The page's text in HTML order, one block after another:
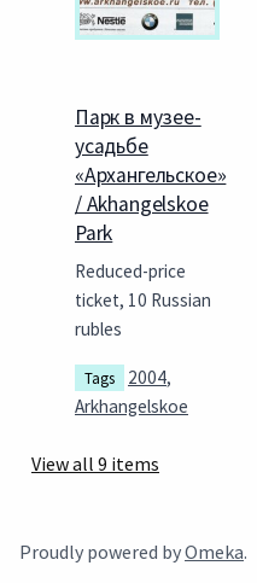
Парк в музее-
усадьбе
«Архангельское»
/ Akhangelskoe
Park
Reduced-price
ticket, 10 Russian
rubles
Tags 2004,
Arkhangelskoe
View all 9 items
Proudly powered byOmeka.